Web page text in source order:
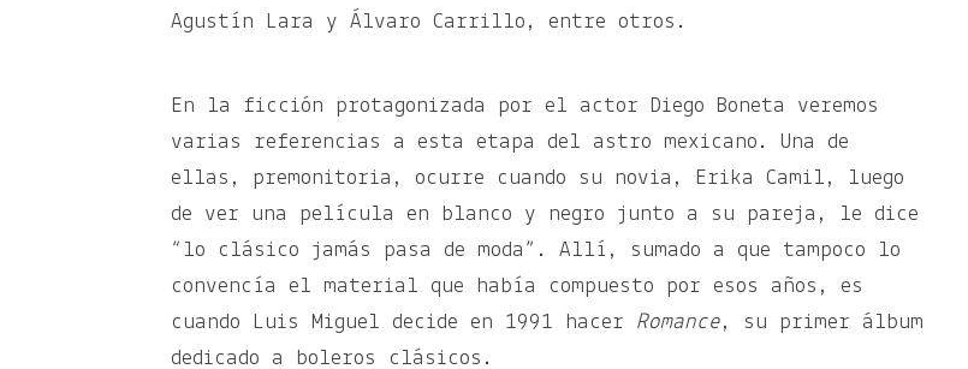
Agustín Lara y Álvaro Carrillo, entre otros.
En la ficción protagonizada por el actor Diego Boneta veremos
varias referencias a esta etapa del astro mexicano. Una de
ellas, premonitoria, ocurre cuando su novia, Erika Camil, luego
de ver una película en blanco y negro junto a su pareja, le dice
“lo clásico jamás pasa de moda”. Allí, sumado a que tampoco lo
convencía el material que había compuesto por esos años, es
cuando Luis Miguel decide en 1991 hacer Romance, su primer álbum
dedicado a boleros clásicos.